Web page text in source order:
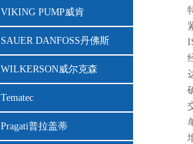
VIKING PUMP威肯
SAUER DANFOSS丹佛斯
WILKERSON威尔克森
Tematec
Pragati普拉盖蒂